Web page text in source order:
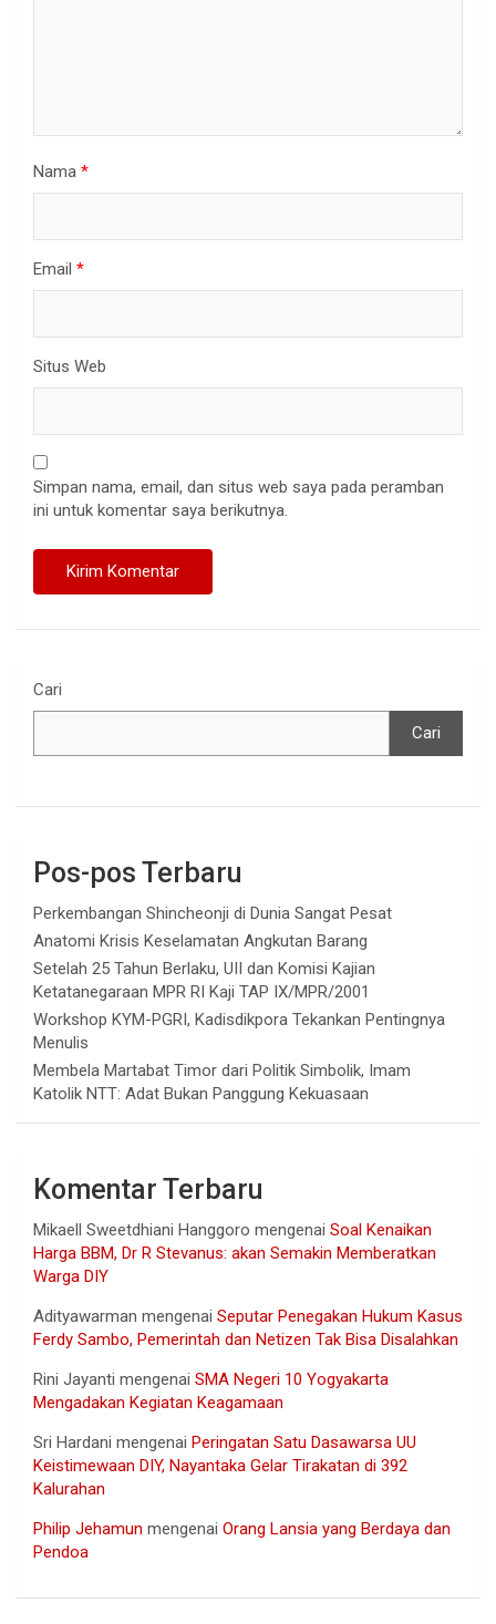
Nama *
Email *
Situs Web
Simpan nama, email, dan situs web saya pada peramban
ini untuk komentar saya berikutnya.
Cari
Cari
Pos-pos Terbaru
Perkembangan Shincheonji di Dunia Sangat Pesat
Anatomi Krisis Keselamatan Angkutan Barang
Setelah 25 Tahun Berlaku, UII dan Komisi Kajian
Ketatanegaraan MPR RI Kaji TAP IX/MPR/2001
Workshop KYM-PGRI, Kadisdikpora Tekankan Pentingnya
Menulis
Membela Martabat Timor dari Politik Simbolik, Imam
Katolik NTT: Adat Bukan Panggung Kekuasaan
Komentar Terbaru
Mikaell Sweetdhiani Hanggoro mengenai Soal Kenaikan
Harga BBM, Dr R Stevanus: akan Semakin Memberatkan
Warga DIY
Adityawarman mengenai Seputar Penegakan Hukum Kasus
Ferdy Sambo, Pemerintah dan Netizen Tak Bisa Disalahkan
Rini Jayanti mengenai SMA Negeri 10 Yogyakarta
Mengadakan Kegiatan Keagamaan
Sri Hardani mengenai Peringatan Satu Dasawarsa UU
Keistimewaan DIY, Nayantaka Gelar Tirakatan di 392
Kalurahan
Philip Jehamun mengenai Orang Lansia yang Berdaya dan
Pendoa